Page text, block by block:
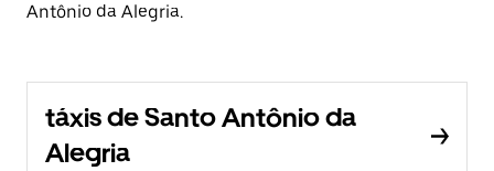
Antônio da Alegria.
táxis de Santo Antônio da
Alegria